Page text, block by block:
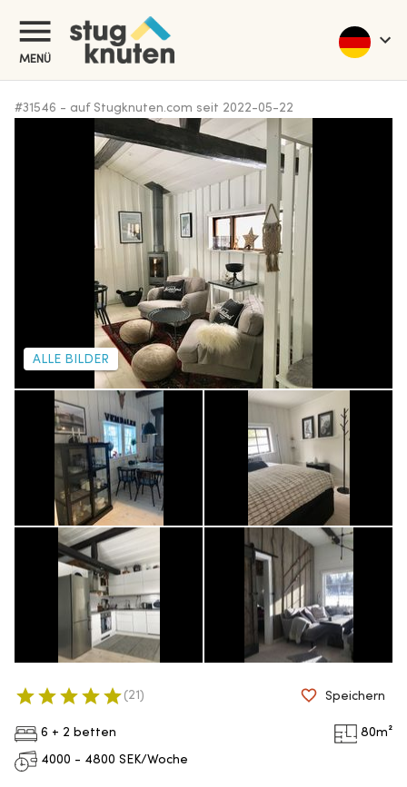
MENÜ
#31546 - auf Stugknuten.com seit 2022-05-22
ALLE BILDER
6 + 2 betten 80m²
4000 - 4800 SEK/Woche
( 21 ) Speichern